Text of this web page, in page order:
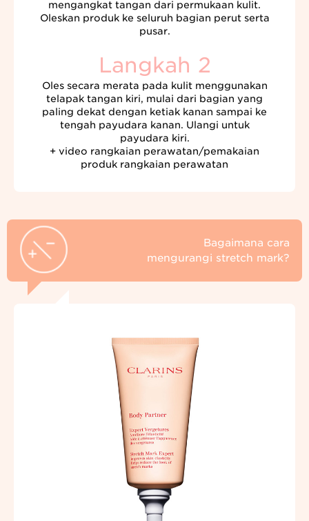
mengangkat tangan dari permukaan kulit.
Oleskan produk ke seluruh bagian perut serta
pusar.
Langkah 2
Oles secara merata pada kulit menggunakan
telapak tangan kiri, mulai dari bagian yang
paling dekat dengan ketiak kanan sampai ke
tengah payudara kanan. Ulangi untuk
payudara kiri.
+ video rangkaian perawatan/pemakaian
produk rangkaian perawatan
Bagaimana cara
mengurangi stretch mark?